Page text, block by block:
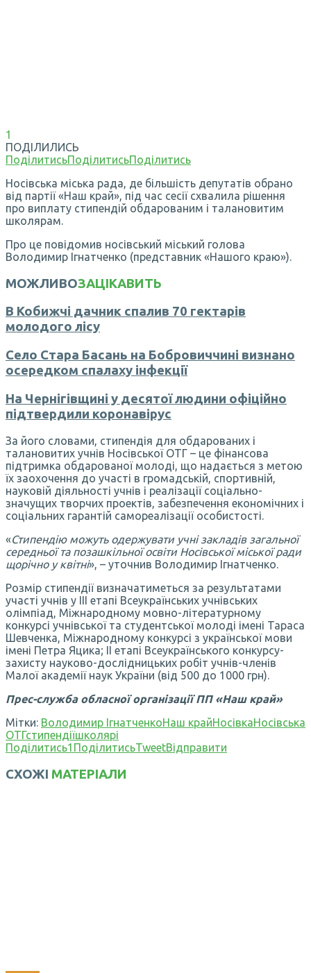
1
ПОДІЛИЛИСЬ
ПоділитисьПоділитисьПоділитись
Носівська міська рада, де більшість депутатів обрано
від партії «Наш край», під час сесії схвалила рішення
про виплату стипендій обдарованим і талановитим
школярам.
Про це повідомив носівський міський голова
Володимир Ігнатченко (представник «Нашого краю»).
МОЖЛИВОЗАЦІКАВИТЬ
В Кобижчі дачник спалив 70 гектарів
молодого лісу
Село Стара Басань на Бобровиччині визнано
осередком спалаху інфекції
На Чернігівщині у десятої людини офіційно
підтвердили коронавірус
За його словами, стипендія для обдарованих і
талановитих учнів Носівської ОТГ – це фінансова
підтримка обдарованої молоді, що надається з метою
їх заохочення до участі в громадській, спортивній,
науковій діяльності учнів і реалізації соціально-
значущих творчих проектів, забезпечення економічних і
соціальних гарантій самореалізації особистості.
«Стипендію можуть одержувати учні закладів загальної
середньої та позашкільної освіти Носівської міської ради
щорічно у квітні», – уточнив Володимир Ігнатченко.
Розмір стипендії визначатиметься за результатами
участі учнів у III етапі Всеукраїнських учнівських
олімпіад, Міжнародному мовно-літературному
конкурсі учнівської та студентської молоді імені Тараса
Шевченка, Міжнародному конкурсі з української мови
імені Петра Яцика; ІІ етапі Всеукраїнського конкурсу-
захисту науково-дослідницьких робіт учнів-членів
Малої академії наук України (від 500 до 1000 грн).
Прес-служба обласної організації ПП «Наш край»
Мітки: Володимир ІгнатченкоНаш крайНосівкаНосівська
ОТГстипендіїшколярі
Поділитись1 ПоділитисьTweetВідправити
СХОЖІ МАТЕРІАЛИ